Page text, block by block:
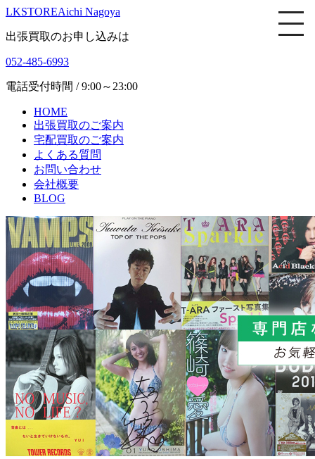
LKSTOREAichi Nagoya
出張買取のお申し込みは
052-485-6993
電話受付時間 / 9:00～23:00
HOME
出張買取のご案内
宅配買取のご案内
よくある質問
お問い合わせ
会社概要
BLOG